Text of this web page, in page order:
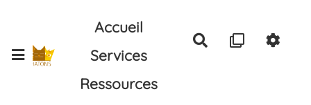
Aller au contenu principal
Accueil
Services
Ressources
Rechercher